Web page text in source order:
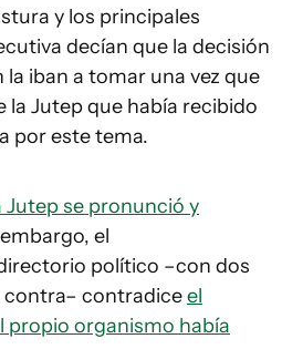
y los principales
decían que la decisión
iban a tomar una vez que
la Jutep que había recibido
por este tema.
Jutep se pronunció y
el
político –con dos
contra– contradiceel
propio organismo había